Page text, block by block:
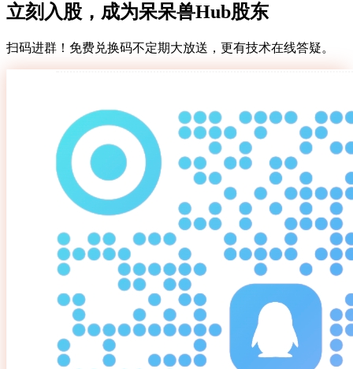
2折特惠，便捷支付
立刻入股，成为呆呆兽Hub股东
扫码进群！免费兑换码不定期大放送，更有技术在线答疑。